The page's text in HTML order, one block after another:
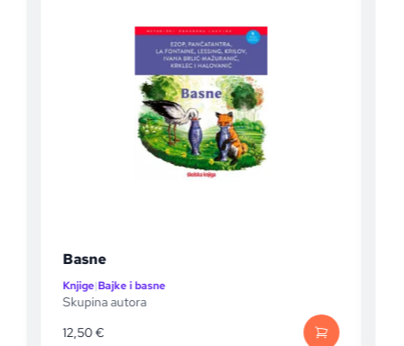
Basne
Knjige|Bajke i basne
Skupina autora
12,50€